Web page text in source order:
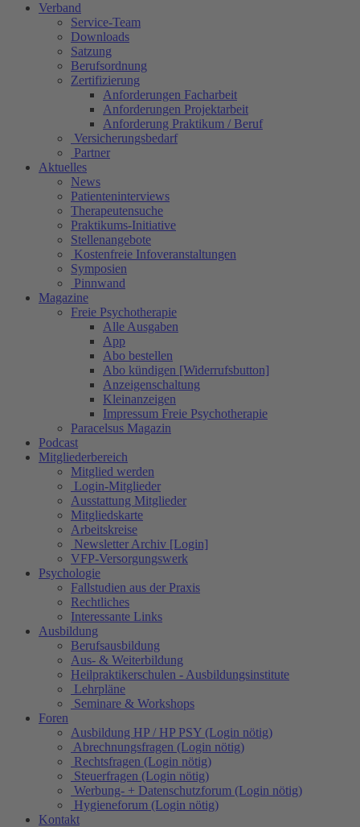
Verband
Service-Team
Downloads
Satzung
Berufsordnung
Zertifizierung
Anforderungen Facharbeit
Anforderungen Projektarbeit
Anforderung Praktikum / Beruf
Versicherungsbedarf
Partner
Aktuelles
News
Patienteninterviews
Therapeutensuche
Praktikums-Initiative
Stellenangebote
Kostenfreie Infoveranstaltungen
Symposien
Pinnwand
Magazine
Freie Psychotherapie
Alle Ausgaben
App
Abo bestellen
Abo kündigen [Widerrufsbutton]
Anzeigenschaltung
Kleinanzeigen
Impressum Freie Psychotherapie
Paracelsus Magazin
Podcast
Mitgliederbereich
Mitglied werden
Login-Mitglieder
Ausstattung Mitglieder
Mitgliedskarte
Arbeitskreise
Newsletter Archiv [Login]
VFP-Versorgungswerk
Psychologie
Fallstudien aus der Praxis
Rechtliches
Interessante Links
Ausbildung
Berufsausbildung
Aus- & Weiterbildung
Heilpraktikerschulen - Ausbildungsinstitute
Lehrpläne
Seminare & Workshops
Foren
Ausbildung HP / HP PSY (Login nötig)
Abrechnungsfragen (Login nötig)
Rechtsfragen (Login nötig)
Steuerfragen (Login nötig)
Werbung- + Datenschutzforum (Login nötig)
Hygieneforum (Login nötig)
Kontakt